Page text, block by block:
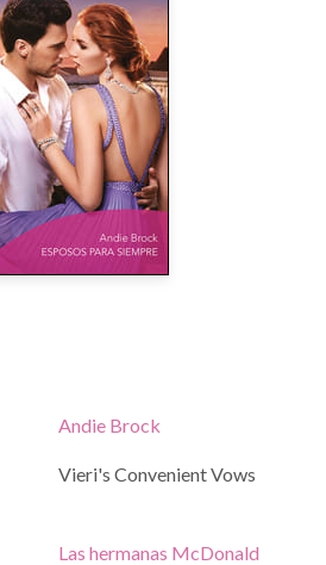
Andie Brock
Vieri's Convenient Vows
Las hermanas McDonald